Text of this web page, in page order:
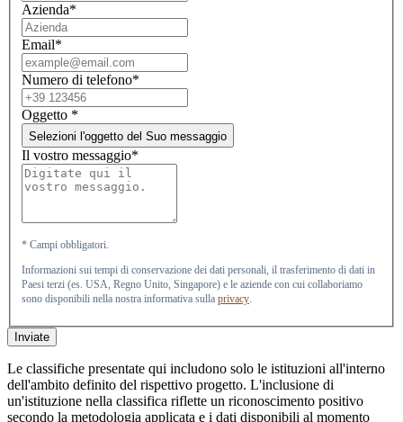
Azienda*
Email*
Numero di telefono*
Oggetto *
Selezioni l'oggetto del Suo messaggio
Il vostro messaggio*
* Campi obbligatori.
Informazioni sui tempi di conservazione dei dati personali, il trasferimento di dati in
Paesi terzi (es. USA, Regno Unito, Singapore) e le aziende con cui collaboriamo
sono disponibili nella nostra informativa sulla privacy.
Inviate
Le classifiche presentate qui includono solo le istituzioni all'interno
dell'ambito definito del rispettivo progetto. L'inclusione di
un'istituzione nella classifica riflette un riconoscimento positivo
secondo la metodologia applicata e i dati disponibili al momento